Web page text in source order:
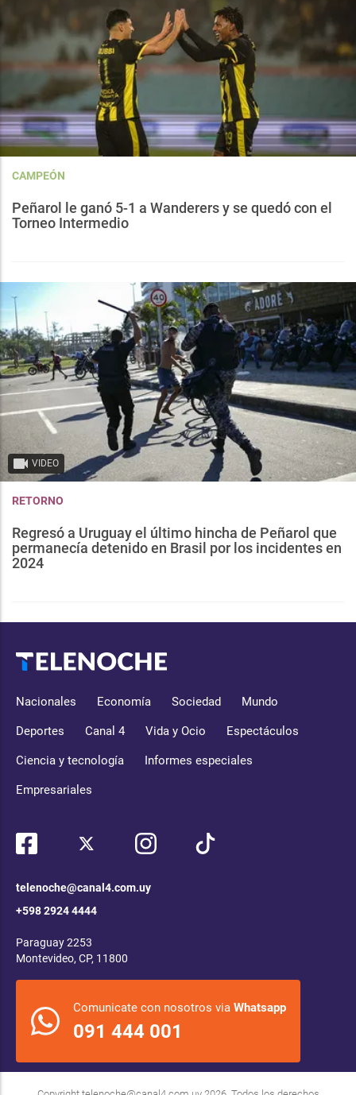
CAMPEÓN
Peñarol le ganó 5-1 a Wanderers y se quedó con el
Torneo Intermedio
VIDEO
RETORNO
Regresó a Uruguay el último hincha de Peñarol que
permanecía detenido en Brasil por los incidentes en
2024
Nacionales Economía Sociedad Mundo
Deportes Canal 4 Vida y Ocio Espectáculos
Ciencia y tecnología Informes especiales
Empresariales
telenoche@canal4.com.uy
+598 2924 4444
Paraguay 2253
Montevideo, CP, 11800
Comunicate con nosotros via Whatsapp
091 444 001